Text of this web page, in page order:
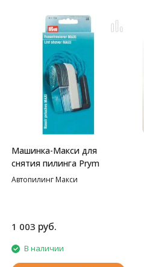
Машинка-Макси для
снятия пилинга Prym
Автопилинг Макси
1 003 руб.
В наличии